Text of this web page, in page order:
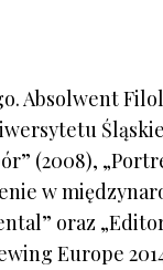
Absolwent
(2008),
w
oraz
Europe